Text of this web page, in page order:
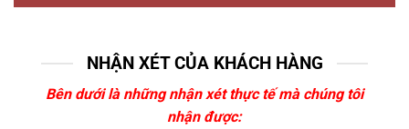
NHẬN XÉT CỦA KHÁCH HÀNG
Bên dưới là những nhận xét thực tế mà chúng tôi
nhận được: